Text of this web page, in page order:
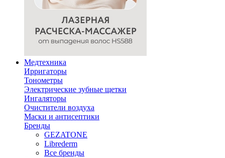
Медтехника
Ирригаторы
Тонометры
Электрические зубные щетки
Ингаляторы
Очистители воздуха
Маски и антисептики
Бренды
GEZATONE
Librederm
Все бренды